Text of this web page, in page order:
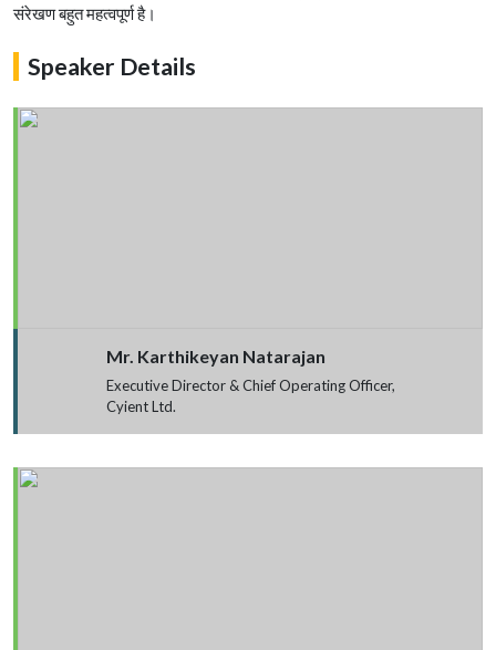
संरेखण बहुत महत्वपूर्ण है।
Speaker Details
Mr. Karthikeyan Natarajan
Executive Director & Chief Operating Officer,
Cyient Ltd.